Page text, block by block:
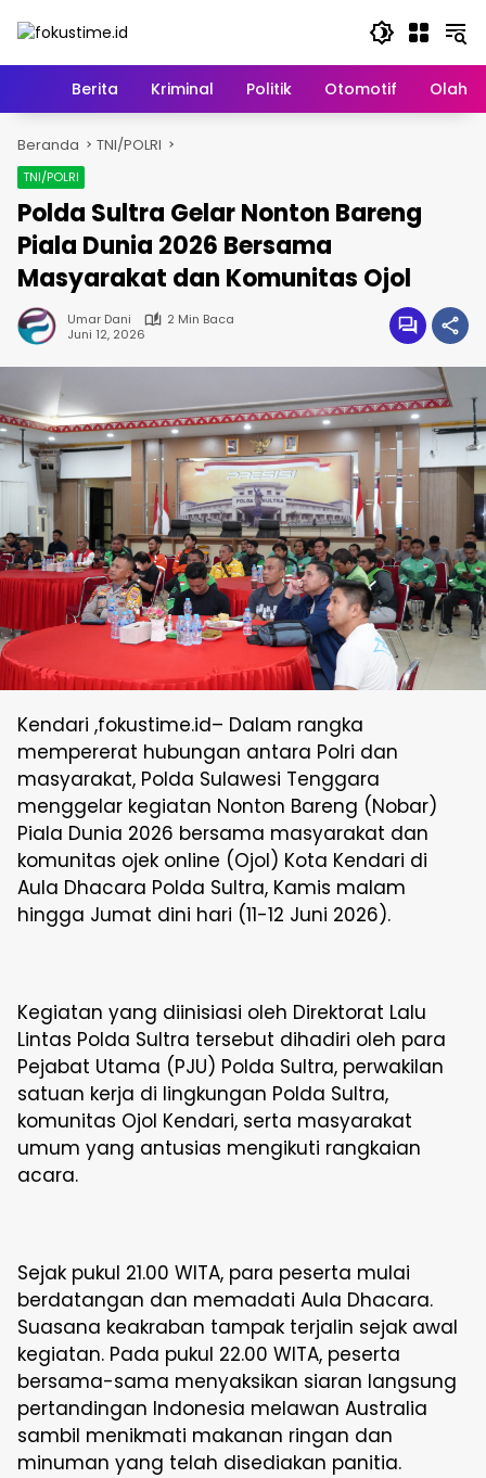
HomeBerita Kriminal Politik Otomotif
Beranda TNI/POLRI
TNI/POLRI
Polda Sultra Gelar Nonton Bareng
Piala Dunia 2026 Bersama
Masyarakat dan Komunitas Ojol
Umar Dani
2 Min Baca
Juni 12, 2026
Kendari ,fokustime.id– Dalam rangka
mempererat hubungan antara Polri dan
masyarakat, Polda Sulawesi Tenggara
menggelar kegiatan Nonton Bareng (Nobar)
Piala Dunia 2026 bersama masyarakat dan
komunitas ojek online (Ojol) Kota Kendari di
Aula Dhacara Polda Sultra, Kamis malam
hingga Jumat dini hari (11-12 Juni 2026).
Kegiatan yang diinisiasi oleh Direktorat Lalu
Lintas Polda Sultra tersebut dihadiri oleh para
Pejabat Utama (PJU) Polda Sultra, perwakilan
satuan kerja di lingkungan Polda Sultra,
komunitas Ojol Kendari, serta masyarakat
umum yang antusias mengikuti rangkaian
acara.
Sejak pukul 21.00 WITA, para peserta mulai
berdatangan dan memadati Aula Dhacara.
Suasana keakraban tampak terjalin sejak awal
kegiatan. Pada pukul 22.00 WITA, peserta
bersama-sama menyaksikan siaran langsung
pertandingan Indonesia melawan Australia
sambil menikmati makanan ringan dan
minuman yang telah disediakan panitia.